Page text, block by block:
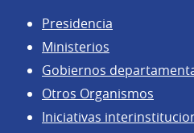
Presidencia
Ministerios
Gobiernos
Otros Organismos
Iniciativas